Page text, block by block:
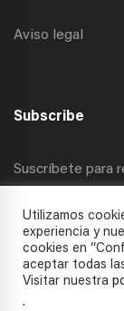
Aviso legal
Subscribe
Suscríbete para
Utilizamos
experiencia y
cookies en
aceptar todas
Visitar nuestra
.